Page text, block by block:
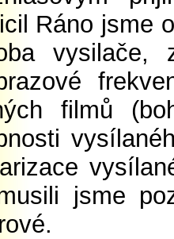
Ráno jsme
filmů
jsme